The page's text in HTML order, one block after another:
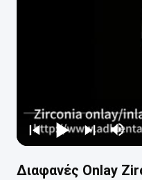
Διαφανές Onlay